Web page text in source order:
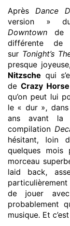
Après
Dance
version »
Downtown
de
différente
sur Tonight’s
presque
Nitzsche qui
de Crazy Horse
qu’on peut lui
le « dur »,
ans avant la
compilation
hésitant, loin
quelques
morceau
laid back,
de jouer
probablement
musique. Et